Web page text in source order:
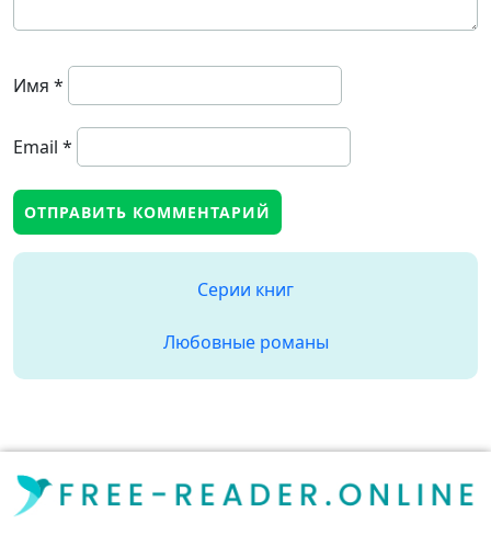
Имя *
Email *
Серии книг
Любовные романы